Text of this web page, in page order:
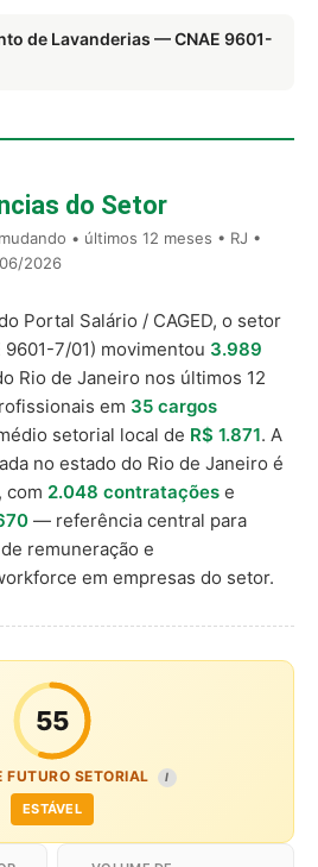
de Lavanderias — CNAE 9601-
do Setor
• últimos 12 meses • RJ •
2026
Portal Salário / CAGED, o setor
9601-7/01) movimentou 3.989
Rio de Janeiro nos últimos 12
em 35 cargos
setorial local de R$ 1.871. A
no estado do Rio de Janeiro é
, com 2.048 contratações e
— referência central para
remuneração e
em empresas do setor.
55
FUTURO SETORIAL I
ESTÁVEL